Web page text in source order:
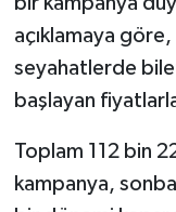
açıklamaya
seyahatlerde
başlayan
Toplam 112 bin
kampanya,